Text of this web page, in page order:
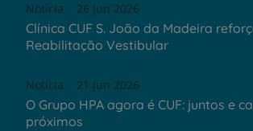
Notícia 26 Jun 2026
Clínica CUF S. João da Madeira
Reabilitação Vestibular
Notícia 21 Jun 2026
O Grupo HPA agora é CUF: juntos e
próximos